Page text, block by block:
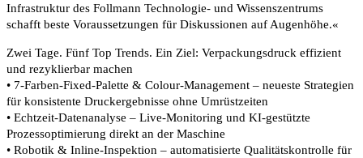
Infrastruktur des Follmann Technologie- und Wissenszentrums
schafft beste Voraussetzungen für Diskussionen auf Augenhöhe.«
Zwei Tage. Fünf Top Trends. Ein Ziel: Verpackungsdruck effizient
und rezyklierbar machen
• 7-Farben-Fixed-Palette & Colour-Management – neueste Strategien
für konsistente Druckergebnisse ohne Umrüstzeiten
• Echtzeit-Datenanalyse – Live-Monitoring und KI-gestützte
Prozessoptimierung direkt an der Maschine
• Robotik & Inline-Inspektion – automatisierte Qualitätskontrolle für